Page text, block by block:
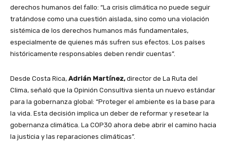
derechos humanos del fallo: “La crisis climática no puede seguir
tratándose como una cuestión aislada, sino como una violación
sistémica de los derechos humanos más fundamentales,
especialmente de quienes más sufren sus efectos. Los países
históricamente responsables deben rendir cuentas”.
Desde Costa Rica, Adrián Martínez,director de La Ruta del
Clima, señaló que la Opinión Consultiva sienta un nuevo estándar
para la gobernanza global: “Proteger el ambiente es la base para
la vida. Esta decisión implica un deber de reformar y resetear la
gobernanza climática. La COP30 ahora debe abrir el camino hacia
la justicia y las reparaciones climáticas”.